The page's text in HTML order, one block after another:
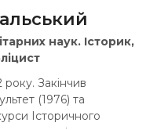
наук. Історик,
Закінчив
(1976) та
Історичного